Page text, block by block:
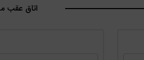
اتاق عقب